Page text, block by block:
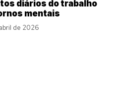
diários do trabalho
mentais
de 2026